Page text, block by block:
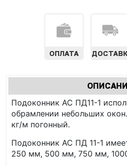
ОПЛАТА
Характеристики
табы
Подоконник АС ПД11-1
обрамлении небольших
кг/м погонный.
Подоконник АС ПД 11-1
250 мм, 500 мм, 750 мм,